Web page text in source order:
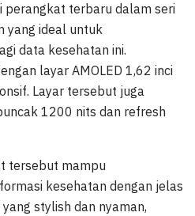
perangkat terbaru dalam seri
yang ideal untuk
data kesehatan ini.
layar AMOLED 1,62 inci
Layar tersebut juga
1200 nits dan refresh
tersebut mampu
kesehatan dengan jelas
stylish dan nyaman,